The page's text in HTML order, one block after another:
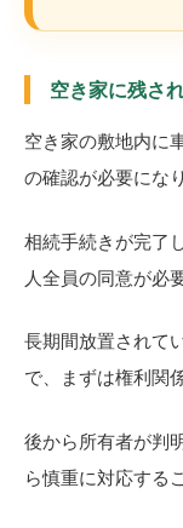
空き家に残さ
空き家の敷地内に
の確認が必要にな
相続手続きが完了
人全員の同意が必
長期間放置されて
で、まずは権利関
後から所有者が判
ら慎重に対応する